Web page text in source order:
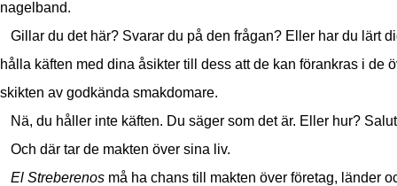
nagelband.
Gillar du det här? Svarar du på den frågan? Eller har du lärt
hålla käften med dina åsikter till dess att de kan förankras i de
skikten av godkända smakdomare.
Nä, du håller inte käften. Du säger som det är. Eller hur?
Och där tar de makten över sina liv.
El Streberenos må ha chans till makten över företag, länder